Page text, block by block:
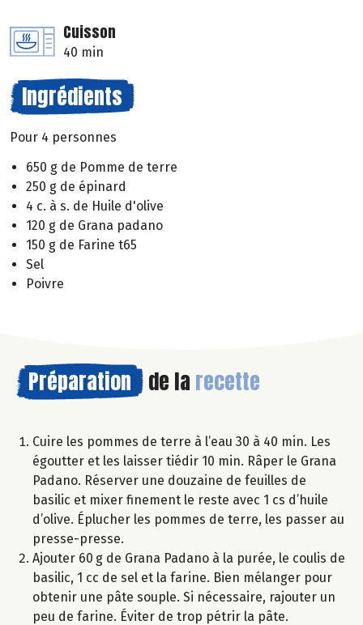
Cuisson
40 min
Ingrédients
Pour 4 personnes
650 g de Pomme de terre
250 g de épinard
4 c. à s. de Huile d'olive
120 g de Grana padano
150 g de Farine t65
Sel
Poivre
Préparation de la recette
Cuire les pommes de terre à l’eau 30 à 40 min. Les
égoutter et les laisser tiédir 10 min. Râper le Grana
Padano. Réserver une douzaine de feuilles de
basilic et mixer finement le reste avec 1 cs d’huile
d’olive. Éplucher les pommes de terre, les passer au
presse-presse.
Ajouter 60 g de Grana Padano à la purée, le coulis de
basilic, 1 cc de sel et la farine. Bien mélanger pour
obtenir une pâte souple. Si nécessaire, rajouter un
peu de farine. Éviter de trop pétrir la pâte.